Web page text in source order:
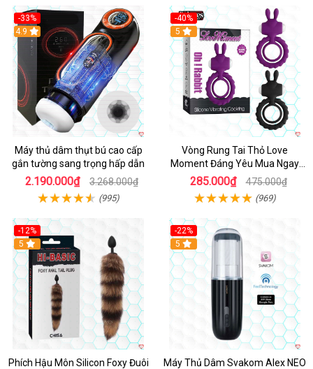
-33%
Hot
4.9
Máy thủ dâm thụt bú cao cấp
gắn tường sang trọng hấp dẫn
2.190.000₫ 3.268.000₫
(995)
-40%
5
Vòng Rung Tai Thỏ Love
Moment Đáng Yêu Mua Ngay
Giá Tốt
285.000₫ 475.000₫
(969)
-12%
Hot
5
Phích Hậu Môn Silicon Foxy Đuôi
-22%
5
Máy Thủ Dâm Svakom Alex NEO